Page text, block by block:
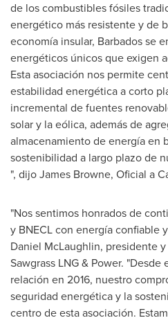
de los combustibles fósiles
energético más resistente y de
economía insular, Barbadosse
energéticos únicos que exigen
Esta asociación nos permite
estabilidad energética a corto
incremental de fuentes
solar y la eólica, además de
almacenamiento de energía en
sostenibilidad a largo plazo de
", dijoJames Browne, Oficial a
"Nos sentimos honrados de
y BNECL con energía confiable
Daniel McLaughlin, presidente
Sawgrass LNG & Power.
relación en 2016, nuestro
seguridad energética y la
centro de esta asociación.